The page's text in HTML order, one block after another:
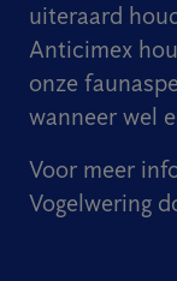
uiteraard
Anticimex
onze
wanneer wel
Voor meer
Vogelwering